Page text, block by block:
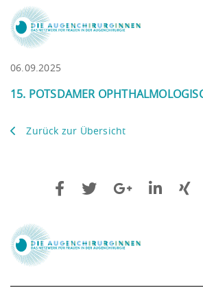
06.09.2025
15. POTSDAMER
Zurück zur Übersicht